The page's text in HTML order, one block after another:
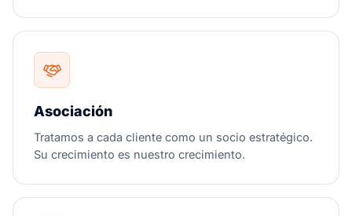
Asociación
Tratamos a cada cliente como un socio estratégico.
Su crecimiento es nuestro crecimiento.